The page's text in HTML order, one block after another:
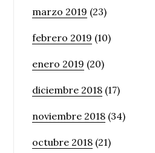
marzo 2019 (23)
febrero 2019 (10)
enero 2019 (20)
diciembre 2018 (17)
noviembre 2018 (34)
octubre 2018 (21)